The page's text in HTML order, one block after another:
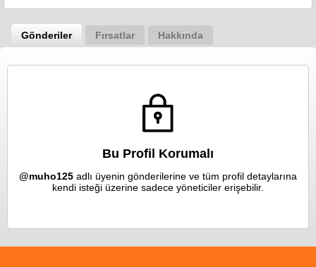
Gönderiler Fırsatlar Hakkında
Bu Profil Korumalı
@muho125 adlı üyenin gönderilerine ve tüm profil detaylarına
kendi isteği üzerine sadece yöneticiler erişebilir.